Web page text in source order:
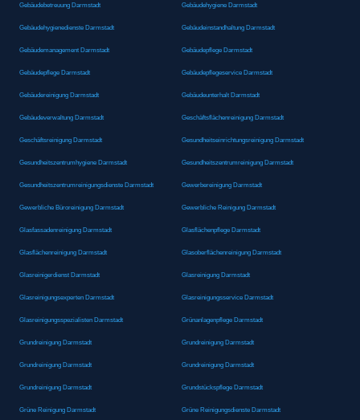
Gebäudebetreuung Darmstadt Gebäudehygiene Darmstadt
Gebäudehygienedienste Darmstadt Gebäudeinstandhaltung Darmstadt
Gebäudemanagement Darmstadt Gebäudepflege Darmstadt
Gebäudepflege Darmstadt Gebäudepflegeservice Darmstadt
Gebäudereinigung Darmstadt Gebäudeunterhalt Darmstadt
Gebäudeverwaltung Darmstadt Geschäftsflächenreinigung Darmstadt
Geschäftsreinigung Darmstadt Gesundheitseinrichtungsreinigung Darmstadt
Gesundheitszentrumhygiene Darmstadt Gesundheitszentrumreinigung Darmstadt
Gesundheitszentrumreinigungsdienste Darmstadt Gewerbereinigung Darmstadt
Gewerbliche Büroreinigung Darmstadt Gewerbliche Reinigung Darmstadt
Glasfassadenreinigung Darmstadt Glasflächenpflege Darmstadt
Glasflächenreinigung Darmstadt Glasoberflächenreinigung Darmstadt
Glasreinigerdienst Darmstadt Glasreinigung Darmstadt
Glasreinigungsexperten Darmstadt Glasreinigungsservice Darmstadt
Glasreinigungsspezialisten Darmstadt Grünanlagenpflege Darmstadt
Grundreinigung Darmstadt Grundreinigung Darmstadt
Grundreinigung Darmstadt Grundreinigung Darmstadt
Grundreinigung Darmstadt Grundstückspflege Darmstadt
Grüne Reinigung Darmstadt Grüne Reinigungsdienste Darmstadt